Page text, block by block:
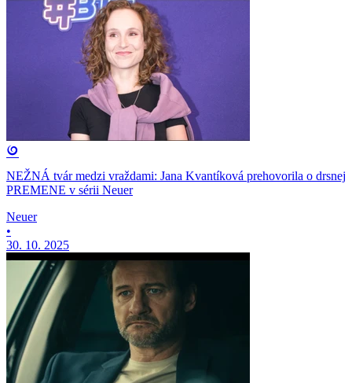
NEŽNÁ tvár medzi vraždami: Jana Kvantíková prehovorila o drsnej
PREMENE v sérii Neuer
Neuer
•
30. 10. 2025